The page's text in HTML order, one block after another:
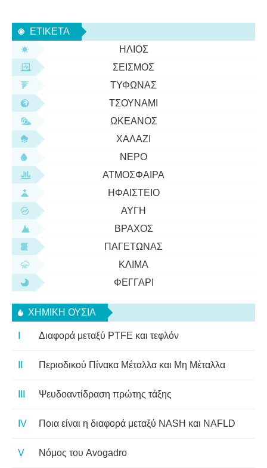
συνέχεια ακτινοβολούν ορατό φως στο σκοτάδι. Τα
νήπια και τα μ
ΕΤΙΚΈΤΑ
ΉΛΙΟΣ
ΣΕΙΣΜΌΣ
ΤΥΦΏΝΑΣ
ΤΣΟΥΝΆΜΙ
ΩΚΕΑΝΌΣ
ΧΑΛΆΖΙ
ΝΕΡΌ
ΑΤΜΌΣΦΑΙΡΑ
ΗΦΑΊΣΤΕΙΟ
ΑΥΓΉ
ΒΡΆΧΟΣ
ΠΑΓΕΤΏΝΑΣ
ΚΛΊΜΑ
ΦΕΓΓΆΡΙ
ΧΗΜΙΚΉ ΟΥΣΊΑ
Διαφορά μεταξύ PTFE και τεφλόν
Περιοδικού Πίνακα Μέταλλα και Μη Μέταλλα
Ψευδοαντίδραση πρώτης τάξης
Ποια είναι η διαφορά μεταξύ NASH και NAFLD
Νόμος του Avogadro